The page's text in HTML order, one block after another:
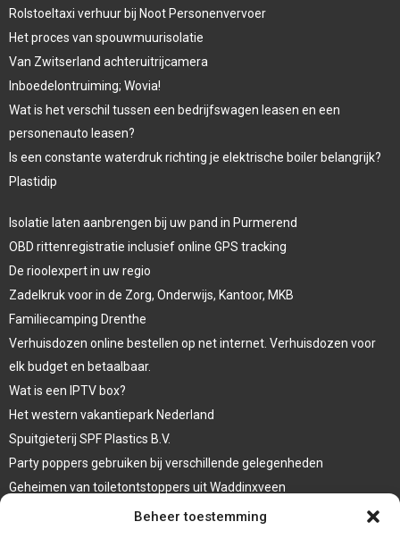
Beheer toestemming
Rolstoeltaxi verhuur bij Noot Personenvervoer
Het proces van spouwmuurisolatie
Van Zwitserland achteruitrijcamera
Inboedelontruiming; Wovia!
Wat is het verschil tussen een bedrijfswagen leasen en een
personenauto leasen?
Is een constante waterdruk richting je elektrische boiler belangrijk?
Plastidip
Isolatie laten aanbrengen bij uw pand in Purmerend
OBD rittenregistratie inclusief online GPS tracking
De rioolexpert in uw regio
Zadelkruk voor in de Zorg, Onderwijs, Kantoor, MKB
Familiecamping Drenthe
Verhuisdozen online bestellen op net internet. Verhuisdozen voor
elk budget en betaalbaar.
Wat is een IPTV box?
Het western vakantiepark Nederland
Spuitgieterij SPF Plastics B.V.
Party poppers gebruiken bij verschillende gelegenheden
Geheimen van toiletontstoppers uit Waddinxveen
Vormen van terrasaankleding